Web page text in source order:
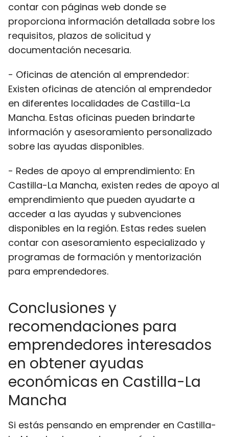
contar con páginas web donde se
proporciona información detallada sobre los
requisitos, plazos de solicitud y
documentación necesaria.
- Oficinas de atención al emprendedor:
Existen oficinas de atención al emprendedor
en diferentes localidades de Castilla-La
Mancha. Estas oficinas pueden brindarte
información y asesoramiento personalizado
sobre las ayudas disponibles.
- Redes de apoyo al emprendimiento: En
Castilla-La Mancha, existen redes de apoyo al
emprendimiento que pueden ayudarte a
acceder a las ayudas y subvenciones
disponibles en la región. Estas redes suelen
contar con asesoramiento especializado y
programas de formación y mentorización
para emprendedores.
Conclusiones y
recomendaciones para
emprendedores interesados
en obtener ayudas
económicas en Castilla-La
Mancha
Si estás pensando en emprender en Castilla-